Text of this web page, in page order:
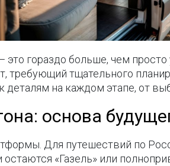
гораздо больше, чем
требующий тщательного
деталям на каждом этапе, от
основа
Для путешествий по
«Газель» или